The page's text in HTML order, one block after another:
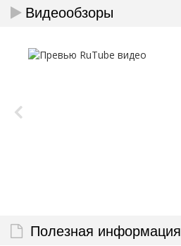
Видеообзоры
Полезная информация